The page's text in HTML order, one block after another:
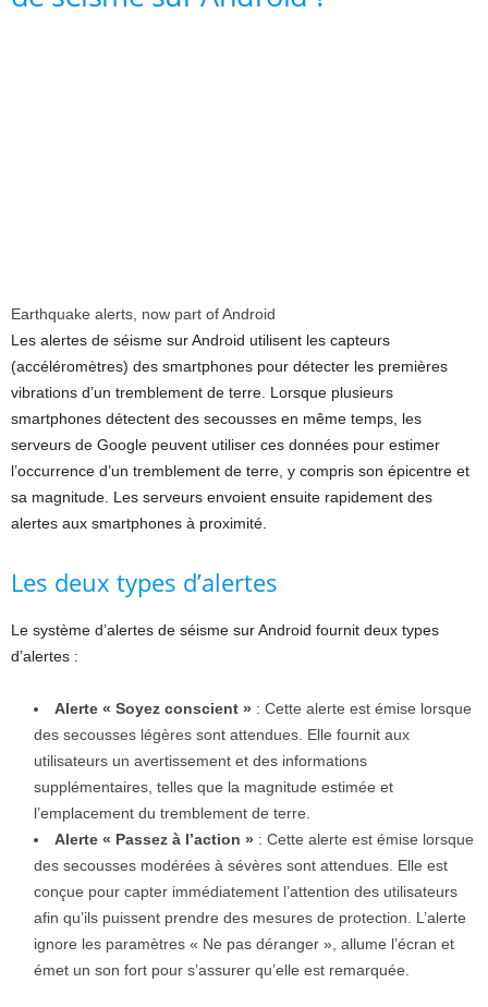
Earthquake alerts, now part of Android
Les alertes de séisme sur Android utilisent les capteurs
(accéléromètres) des smartphones pour détecter les premières
vibrations d’un tremblement de terre. Lorsque plusieurs
smartphones détectent des secousses en même temps, les
serveurs de Google peuvent utiliser ces données pour estimer
l’occurrence d’un tremblement de terre, y compris son épicentre et
sa magnitude. Les serveurs envoient ensuite rapidement des
alertes aux smartphones à proximité.
Les deux types d’alertes
Le système d’alertes de séisme sur Android fournit deux types
d’alertes :
Alerte « Soyez conscient » : Cette alerte est émise lorsque
des secousses légères sont attendues. Elle fournit aux
utilisateurs un avertissement et des informations
supplémentaires, telles que la magnitude estimée et
l’emplacement du tremblement de terre.
Alerte « Passez à l’action » : Cette alerte est émise lorsque
des secousses modérées à sévères sont attendues. Elle est
conçue pour capter immédiatement l’attention des utilisateurs
afin qu’ils puissent prendre des mesures de protection. L’alerte
ignore les paramètres « Ne pas déranger », allume l’écran et
émet un son fort pour s’assurer qu’elle est remarquée.